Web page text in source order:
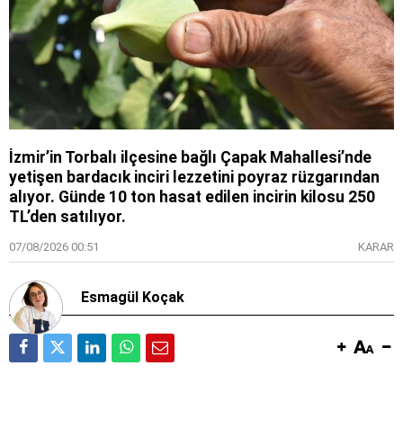
İzmir’in Torbalı ilçesine bağlı Çapak Mahallesi’nde
yetişen bardacık inciri lezzetini poyraz rüzgarından
alıyor. Günde 10 ton hasat edilen incirin kilosu 250
TL’den satılıyor.
07/08/2026 00:51 KARAR
Esmagül Koçak